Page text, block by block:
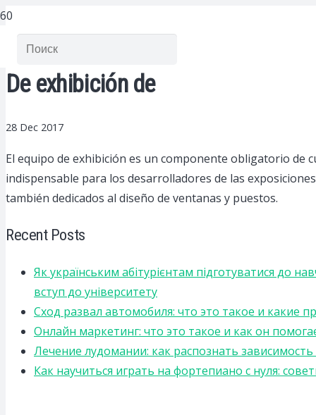
De exhibición de
28 Dec 2017
El equipo de exhibición es un componente obligatorio de
indispensable para los desarrolladores de las
también dedicados al diseño de ventanas y puestos.
Recent Posts
Як українським абітурієнтам підготуватися до
вступ до університету
Сход развал автомобиля: что это такое и какие
Онлайн маркетинг: что это такое и как он
Лечение лудомании: как распознать
Как научиться играть на фортепиано с нуля: